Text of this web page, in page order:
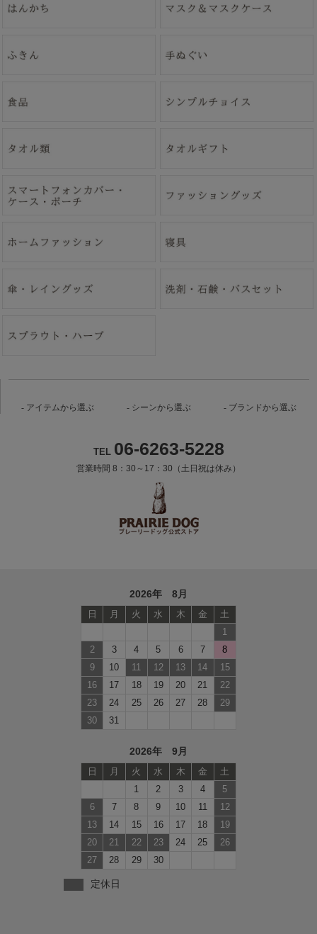
アイテムから選ぶ シーンから選ぶ ブランドから選ぶ
TEL 06-6263-5228
営業時間 8：30～17：30（土日祝は休み）
2026年 8月
日 月 火 水 木 金
土
1
2
3 4 5 6 7
8
9
10 11 12 13 14
15
16
17 18 19 20 21
22
23
24 25 26 27 28
29
30
31
2026年 9月
日 月 火 水 木 金
土
1
2 3 4
5
6
7 8 9 10 11
12
13
14 15 16 17 18
19
20
21 22 23 24 25
26
27
28 29 30
定休日